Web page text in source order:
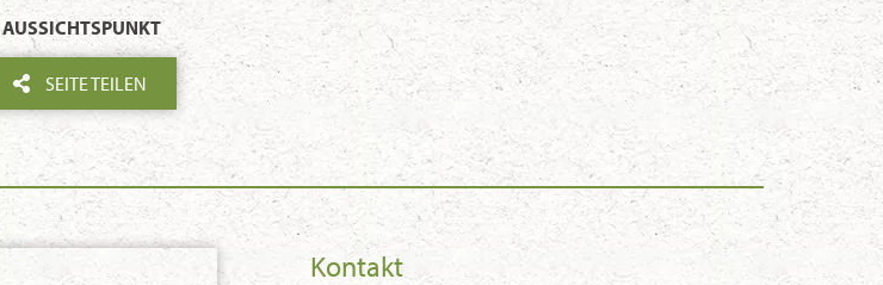
AUSSICHTSPUNKT
SEITE TEILEN
Kontakt